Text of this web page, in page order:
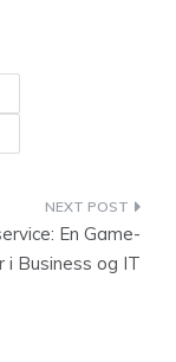
En Game-
i Business og IT